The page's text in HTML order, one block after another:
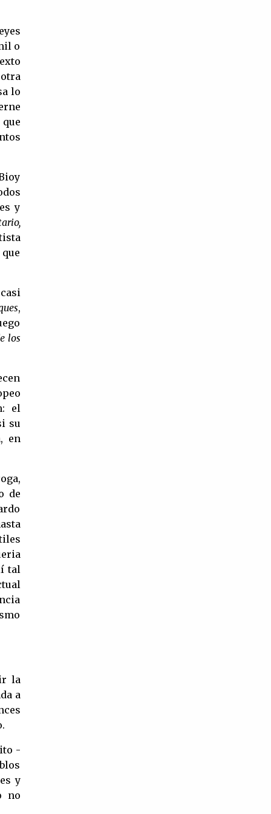
o
lo
y
,
los
el
su
en
de
tal
la
a
-
y
no